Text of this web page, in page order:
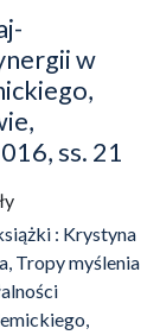
w
ss. 21
: Krystyna
Tropy myślenia